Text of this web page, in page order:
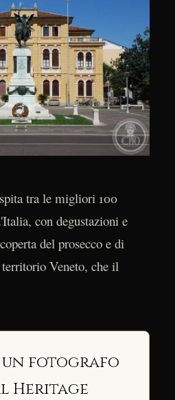
tra le migliori 100
con degustazioni e
del prosecco e di
Veneto, che il
un fotografo
Heritage